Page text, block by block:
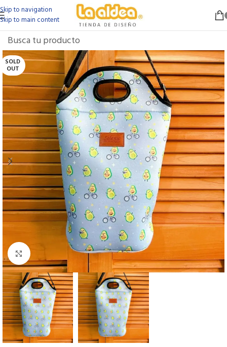
Skip to navigation
Skip to main content
SOLD
OUT
Click to enlarge